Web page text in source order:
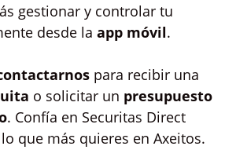
gestionar y controlar tu
desde la app móvil.
para recibir una
o solicitar un presupuesto
. Confía en Securitas Direct
que más quieres en Axeitos.